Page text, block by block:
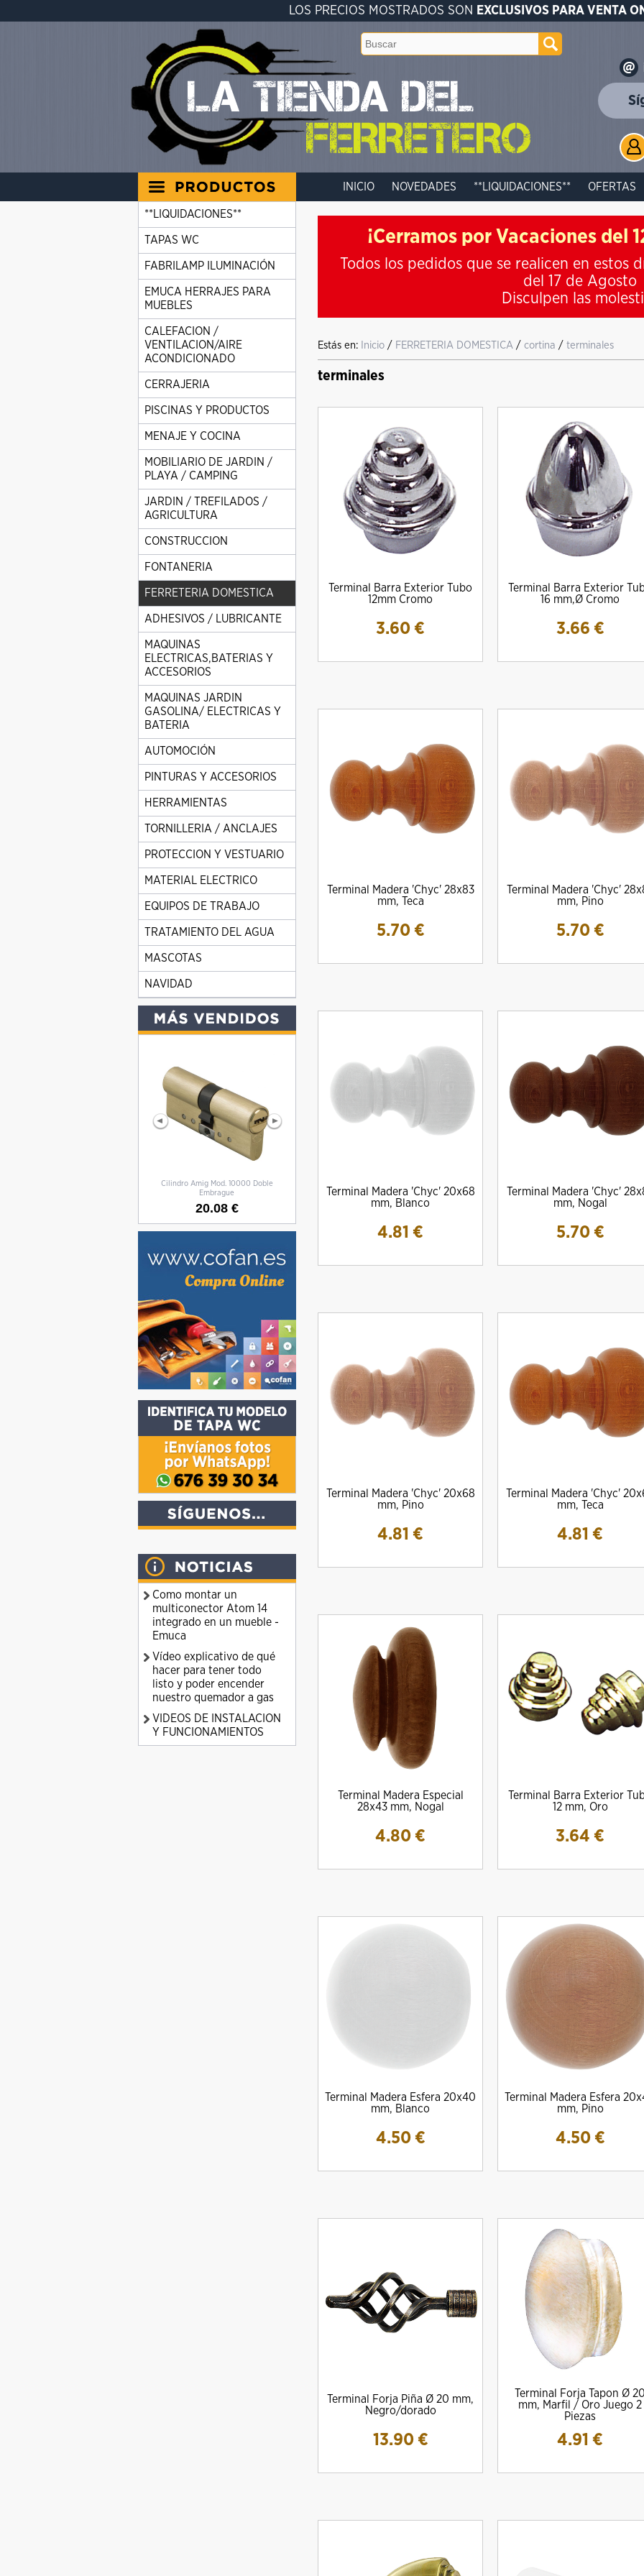
LOS PRECIOS MOSTRADOS SON EXCLUSIVOS PARA VENTA
INICIO NOVEDADES **LIQUIDACIONES** OFERTAS
**LIQUIDACIONES**
TAPAS WC
FABRILAMP ILUMINACIÓN
EMUCA HERRAJES PARA
MUEBLES
CALEFACION /
VENTILACION/AIRE
ACONDICIONADO
CERRAJERIA
PISCINAS Y PRODUCTOS
MENAJE Y COCINA
MOBILIARIO DE JARDIN /
PLAYA / CAMPING
JARDIN / TREFILADOS /
AGRICULTURA
CONSTRUCCION
FONTANERIA
FERRETERIA DOMESTICA
ADHESIVOS / LUBRICANTE
MAQUINAS
ELECTRICAS,BATERIAS Y
ACCESORIOS
MAQUINAS JARDIN
GASOLINA/ ELECTRICAS Y
BATERIA
AUTOMOCIÓN
PINTURAS Y ACCESORIOS
HERRAMIENTAS
TORNILLERIA / ANCLAJES
PROTECCION Y VESTUARIO
MATERIAL ELECTRICO
EQUIPOS DE TRABAJO
TRATAMIENTO DEL AGUA
MASCOTAS
NAVIDAD
Cilindro Amig Mod. 10000 Doble
Embrague
20.08 €
escudos Ezcurra
20.08 €
Embrague
Como montar un
multiconector Atom 14
integrado en un mueble -
Emuca
Vídeo explicativo de qué
hacer para tener todo
listo y poder encender
nuestro quemador a gas
VIDEOS DE INSTALACION
Y FUNCIONAMIENTOS
¡Cerramos por Vacaciones del
Todos los pedidos que se realicen en estos
del 17 de Agosto
Disculpen las
Estás en: Inicio / FERRETERIA DOMESTICA / cortina / terminales
terminales
Terminal Barra Exterior Tubo
12mm Cromo
3.60 €
Terminal Barra Exterior
16 mm,Ø Cromo
3.66 €
Terminal Madera 'Chyc' 28x83
mm, Teca
5.70€
Terminal Madera 'Chyc'
mm, Pino
5.70€
Terminal Madera 'Chyc' 20x68
mm, Blanco
4.81 €
Terminal Madera 'Chyc'
mm, Nogal
5.70€
Terminal Madera 'Chyc' 20x68
mm, Pino
4.81 €
Terminal Madera 'Chyc'
mm, Teca
4.81 €
Terminal Madera Especial
28x43 mm, Nogal
4.80 €
Terminal Barra Exterior
12 mm, Oro
3.64 €
Terminal Madera Esfera 20x40
mm, Blanco
4.50€
Terminal Madera Esfera
mm, Pino
4.50€
Terminal Forja Piña Ø 20 mm,
Negro/dorado
13.90€
Terminal Forja Tapon Ø 20
mm, Marfil / Oro Juego 2
Piezas
4.91 €